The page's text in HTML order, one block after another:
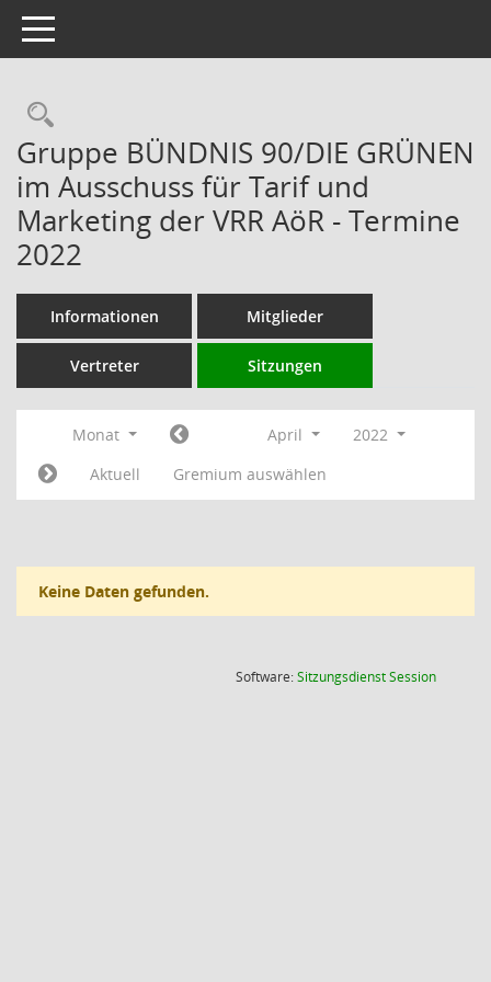
Toggle navigation
Rechercheauswahl
Gruppe BÜNDNIS 90/DIE GRÜNEN
im Ausschuss für Tarif und
Marketing der VRR AöR - Termine
2022
Informationen Mitglieder
Vertreter Sitzungen
Monat April
2022
Aktuell
Gremium auswählen
Keine Daten gefunden.
Software:SitzungsdienstSession(Wird in